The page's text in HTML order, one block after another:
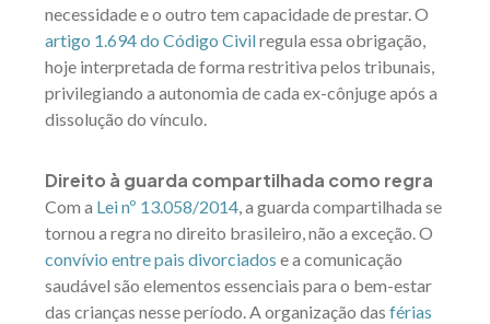
necessidade e o outro tem capacidade de prestar. O
artigo 1.694 do Código Civilregula essa obrigação,
hoje interpretada de forma restritiva pelos tribunais,
privilegiando a autonomia de cada ex-cônjuge após a
dissolução do vínculo.
Direito à guarda compartilhada como regra
Com a Lei nº 13.058/2014, a guarda compartilhada se
tornou a regra no direito brasileiro, não a exceção. O
convívio entre pais divorciados e a comunicação
saudável são elementos essenciais para o bem-estar
das crianças nesse período. A organização das férias